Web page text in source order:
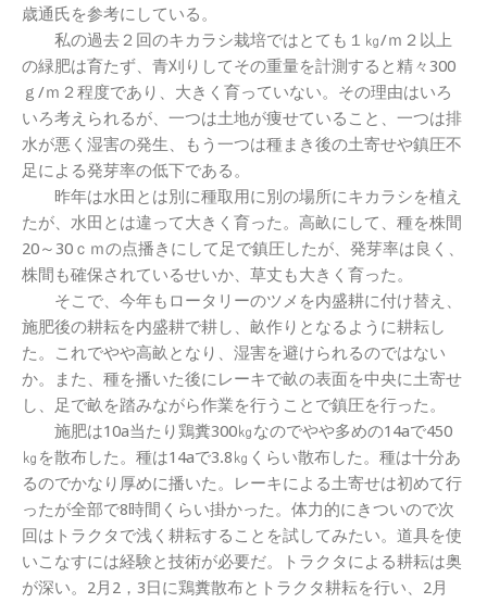
歳通氏を参考にしている。
私の過去２回のキカラシ栽培ではとても１㎏/ｍ２以上
の緑肥は育たず、青刈りしてその重量を計測すると精々300
ｇ/ｍ２程度であり、大きく育っていない。その理由はいろ
いろ考えられるが、一つは土地が痩せていること、一つは排
水が悪く湿害の発生、もう一つは種まき後の土寄せや鎮圧不
足による発芽率の低下である。
昨年は水田とは別に種取用に別の場所にキカラシを植え
たが、水田とは違って大きく育った。高畝にして、種を株間
20～30ｃｍの点播きにして足で鎮圧したが、発芽率は良く、
株間も確保されているせいか、草丈も大きく育った。
そこで、今年もロータリーのツメを内盛耕に付け替え、
施肥後の耕耘を内盛耕で耕し、畝作りとなるように耕耘し
た。これでやや高畝となり、湿害を避けられるのではない
か。また、種を播いた後にレーキで畝の表面を中央に土寄せ
し、足で畝を踏みながら作業を行うことで鎮圧を行った。
施肥は10a当たり鶏糞300㎏なのでやや多めの14aで450
㎏を散布した。種は14aで3.8㎏くらい散布した。種は十分あ
るのでかなり厚めに播いた。レーキによる土寄せは初めて行
ったが全部で8時間くらい掛かった。体力的にきついので次
回はトラクタで浅く耕耘することを試してみたい。道具を使
いこなすには経験と技術が必要だ。トラクタによる耕耘は奥
が深い。2月2，3日に鶏糞散布とトラクタ耕耘を行い、2月